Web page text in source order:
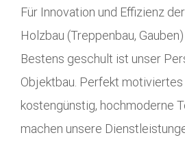
Für Innovation und Effizienz
Holzbau (Treppenbau,
Bestens geschult ist unser
Objektbau. Perfekt motiviertes
kostengünstig, hochmoderne
machen unsere